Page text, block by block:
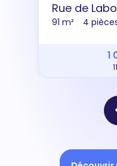
Rue de
91 m² 4
1